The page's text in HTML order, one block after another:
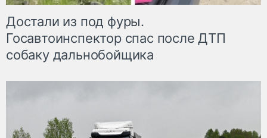
Достали из под фуры.
Госавтоинспектор спас после ДТП
собаку дальнобойщика